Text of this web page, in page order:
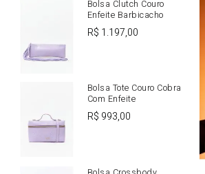
Bolsa Clutch Couro
Enfeite Barbicacho
R$ 1.197,00
Bolsa Tote Couro Cobra
Com Enfeite
R$ 993,00